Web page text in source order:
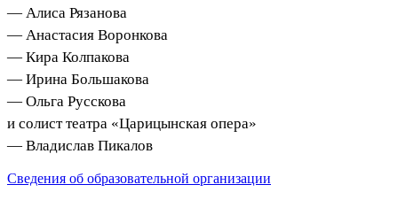
— Алиса Рязанова
— Анастасия Воронкова
— Кира Колпакова
— Ирина Большакова
— Ольга Русскова
и солист театра «Царицынская опера»
— Владислав Пикалов
Сведения об образовательной организации